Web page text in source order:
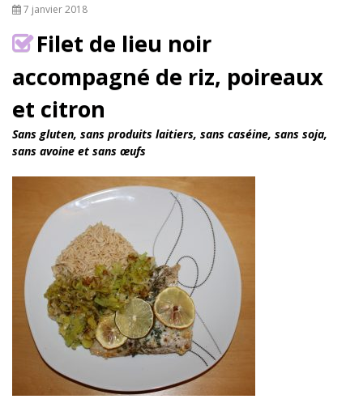
7 janvier 2018
Filet de lieu noir
accompagné de riz, poireaux
et citron
Sans gluten, sans produits laitiers, sans caséine, sans soja,
sans avoine et sans œufs